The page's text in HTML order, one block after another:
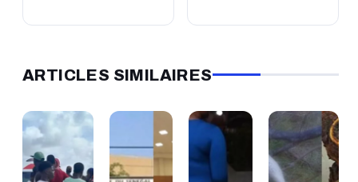
ARTICLES SIMILAIRES